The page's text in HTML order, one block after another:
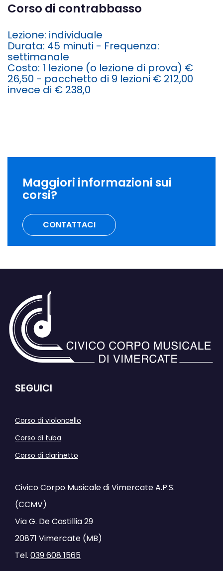
Corso di contrabbasso
Lezione: individuale
Durata: 45 minuti - Frequenza:
settimanale
Costo: 1 lezione (o lezione di prova) €
26,50 - pacchetto di 9 lezioni € 212,00
invece di € 238,0
Maggiori informazioni sui
corsi?
CONTATTACI
SEGUICI
Corso di violoncello
Corso di tuba
Corso di clarinetto
Civico Corpo Musicale di Vimercate A.P.S.
(CCMV)
Via G. De Castillia 29
20871 Vimercate (MB)
Tel. 039 608 1565